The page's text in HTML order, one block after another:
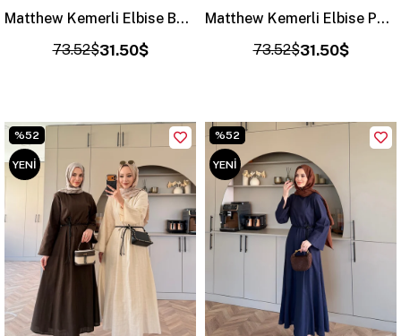
Matthew Kemerli Elbise ButterYellow (3082)
31.50$
73.52$
Matthew Kemerli Elbise Pembe (3082)
31.50$
73.52$
%52
YENI
%52
YENI
ÜRÜN